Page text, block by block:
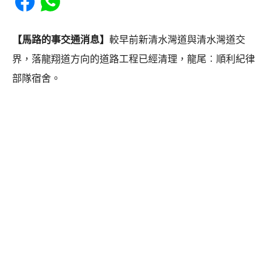
【馬路的事交通消息】 較早前新清水灣道與清水灣道交
界，落龍翔道方向的道路工程已經清理，龍尾︰順利紀律
部隊宿舍。